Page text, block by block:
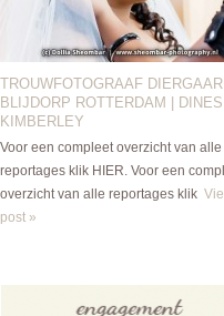
TROUWFOTOGRAAF
BLIJDORP ROTTERDAM |
KIMBERLEY
Voor een compleet overzicht van alle
reportages klik HIER. Voor een
overzicht van alle reportages klik
post »